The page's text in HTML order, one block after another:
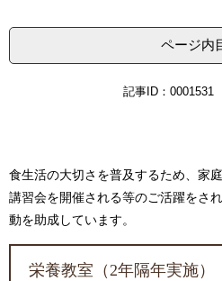
ページ内
記事ID：0001531
食生活の大切さを普及するため、家
講習会を開催される等のご活躍をさ
動を助成しています。
栄養教室（2年隔年実施）